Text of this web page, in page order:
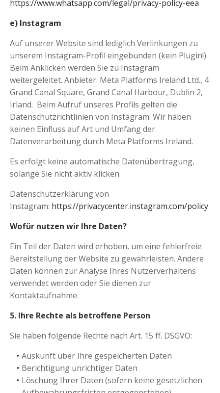
https://www.whatsapp.com/legal/privacy-policy-eea
e) Instagram
Auf unserer Website sind lediglich Verlinkungen zu
unserem Instagram-Profil eingebunden (kein Plugin!).
Beim Anklicken werden Sie zu Instagram
weitergeleitet. Anbieter: Meta Platforms Ireland Ltd., 4
Grand Canal Square, Grand Canal Harbour, Dublin 2,
Irland. Beim Aufruf unseres Profils gelten die
Datenschutzrichtlinien von Instagram. Wir haben
keinen Einfluss auf Art und Umfang der
Datenverarbeitung durch Meta Platforms Ireland.
Es erfolgt keine automatische Datenübertragung,
solange Sie nicht aktiv klicken.
Datenschutzerklärung von
Instagram: https://privacycenter.instagram.com/policy
Wofür nutzen wir Ihre Daten?
Ein Teil der Daten wird erhoben, um eine fehlerfreie
Bereitstellung der Website zu gewährleisten. Andere
Daten können zur Analyse Ihres Nutzerverhaltens
verwendet werden oder Sie dienen zur
Kontaktaufnahme.
5. Ihre Rechte als betroffene Person
Sie haben folgende Rechte nach Art. 15 ff. DSGVO:
Auskunft über Ihre gespeicherten Daten
Berichtigung unrichtiger Daten
Löschung Ihrer Daten (sofern keine gesetzlichen